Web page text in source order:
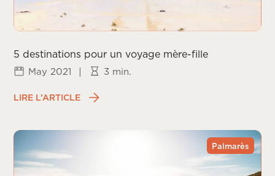
5 destinations pour un voyage mère-fille
May 2021 | 3 min.
LIRE L’ARTICLE
Palmarès